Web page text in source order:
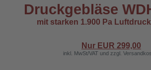
Druckgebläse
mit starken 1.900 Pa
Nur EUR 299,00
inkl. MwSt/VAT und zzgl.